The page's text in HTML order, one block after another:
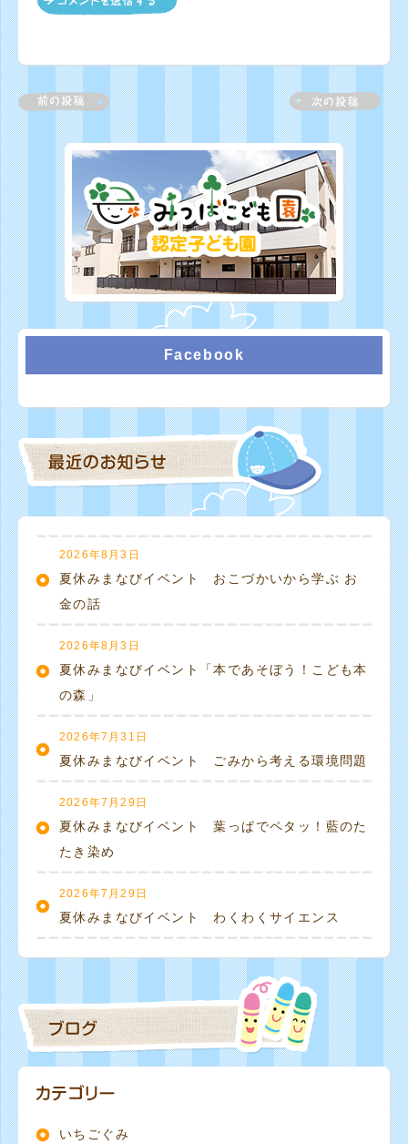
Facebook
2026年8月3日
夏休みまなびイベント おこづかいから学ぶ お
金の話
2026年8月3日
夏休みまなびイベント「本であそぼう！こども本
の森」
2026年7月31日
夏休みまなびイベント ごみから考える環境問題
2026年7月29日
夏休みまなびイベント 葉っぱでペタッ！藍のた
たき染め
2026年7月29日
夏休みまなびイベント わくわくサイエンス
いちごぐみ